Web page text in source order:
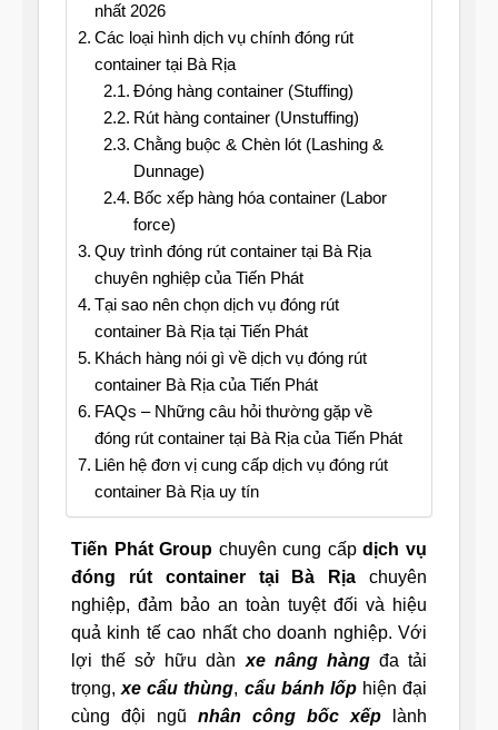
nhất 2026
Các loại hình dịch vụ chính đóng rút
container tại Bà Rịa
Đóng hàng container (Stuffing)
Rút hàng container (Unstuffing)
Chằng buộc & Chèn lót (Lashing &
Dunnage)
Bốc xếp hàng hóa container (Labor
force)
Quy trình đóng rút container tại Bà Rịa
chuyên nghiệp của Tiến Phát
Tại sao nên chọn dịch vụ đóng rút
container Bà Rịa tại Tiến Phát
Khách hàng nói gì về dịch vụ đóng rút
container Bà Rịa của Tiến Phát
FAQs – Những câu hỏi thường gặp về
đóng rút container tại Bà Rịa của Tiến Phát
Liên hệ đơn vị cung cấp dịch vụ đóng rút
container Bà Rịa uy tín
Tiến Phát Group chuyên cung cấpdịch vụ
đóng rút container tại Bà Rịa chuyên
nghiệp, đảm bảo an toàn tuyệt đối và hiệu
quả kinh tế cao nhất cho doanh nghiệp. Với
lợi thế sở hữu dàn xe nâng hàngđa tải
trọng,xe cẩu thùng, cẩu bánh lốphiện đại
cùng đội ngũ nhân công bốc xếp lành